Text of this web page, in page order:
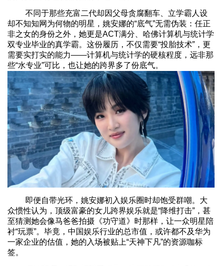
不同于那些充富二代却因父母贪腐翻车、立学霸人设
却不知知网为何物的明星，姚安娜的“底气”无需伪装：任正
非之女的身份之外，她更是ACT满分、哈佛计算机与统计学
双专业毕业的真学霸。这份履历，不仅需要“投胎技术”，更
需要实打实的能力——计算机与统计学的硬核程度，远非那
些“水专业”可比，也让她的跨界多了份底气。
即便自带光环，姚安娜初入娱乐圈时却饱受群嘲。大
众惯性认为，顶级富豪的女儿跨界娱乐就是“降维打击”，甚
至猜测她会像马爸爸拍摄《功守道》时那样，让一众明星陪
衬“玩票”。毕竟，中国娱乐行业的总市值，或许都不及华为
一家企业的估值，她的入场被贴上“天神下凡”的资源咖标
签。